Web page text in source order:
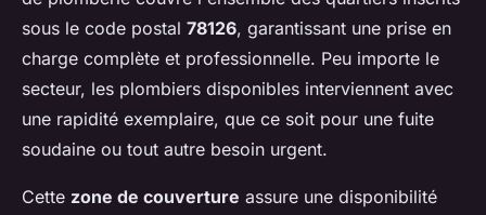
sous le code postal 78126, garantissant une prise en
charge complète et professionnelle. Peu importe le
secteur, les plombiers disponibles interviennent avec
une rapidité exemplaire, que ce soit pour une fuite
soudaine ou tout autre besoin urgent.
Cette zone de couverture assure une disponibilité